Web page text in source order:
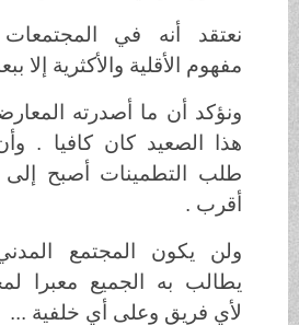
نعتقد أنه في المجتمعات
مفهوم الأقلية والأكثرية إلا
ونؤكد أن ما أصدرته
هذا الصعيد كان كافيا . وأن
طلب التطمينات أصبح إلى
أقرب .
ولن يكون المجتمع المدني
يطالب به الجميع معبرا
لأي فريق وعلى أي خلفية ...